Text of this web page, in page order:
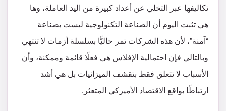
تكاليفها عبر التخلي عن أعداد كبيرة من اليد العاملة، وها
هي تثبت اليوم أن الصناعة التكنولوجية ليست بصناعة
“آمنة”، لأن هذه الشركات تمر حاليًّا بسلسلة أزمات لا تنتهي
وبالتالي فإن احتمالية الإفلاس هي فعلًا قائمة وممكنة، وأن
الأسباب لا تتعلق فقط بتقشف الميزانيات بل هي أشد
ارتباطًا بواقع الاقتصاد الأميركي المتعثر.